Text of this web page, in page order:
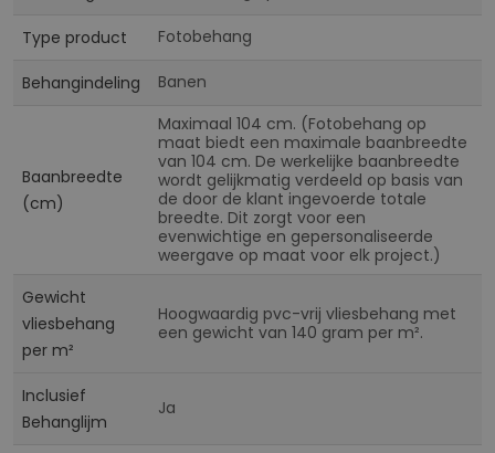
Type product Fotobehang
Behangindeling Banen
Baanbreedte
(cm)
Maximaal 104 cm. (Fotobehang op
maat biedt een maximale baanbreedte
van 104 cm. De werkelijke baanbreedte
wordt gelijkmatig verdeeld op basis van
de door de klant ingevoerde totale
breedte. Dit zorgt voor een
evenwichtige en gepersonaliseerde
weergave op maat voor elk project.)
Gewicht
vliesbehang
per m²
Hoogwaardig pvc-vrij vliesbehang met
een gewicht van 140 gram per m².
Inclusief
Behanglijm
Ja